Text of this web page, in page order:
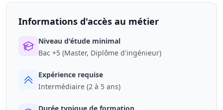
Informations d'accès au métier
Niveau d'étude minimal
Bac +5 (Master, Diplôme d'ingénieur)
Expérience requise
Intermédiaire (2 à 5 ans)